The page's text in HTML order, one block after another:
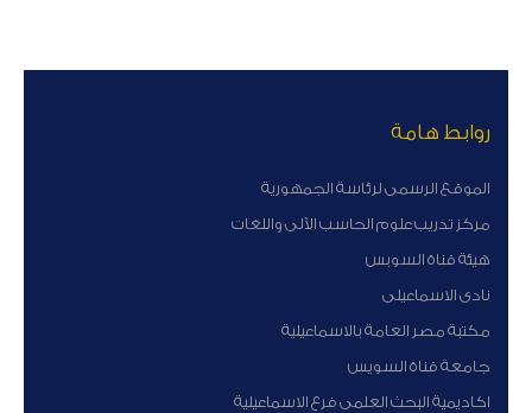
روابط هامة
الموقع الرسمى لرئاسة الجمهورية
مركز تدريب علوم الحاسب الآلى واللغات
هيئة قناة السوبس
نادى الاسماعيلى
مكتبة مصر العامة بالاسماعيلية
جامعة قناة السويس
اكاديمية البحث العلمى فرع الاسماعيلية